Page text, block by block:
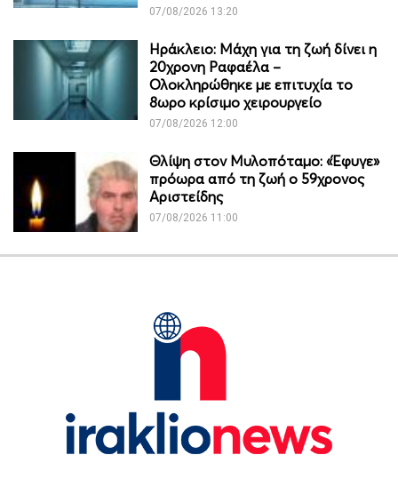
07/08/2026 13:20
Ηράκλειο: Μάχη για τη ζωή δίνει η
20χρονη Ραφαέλα –
Ολοκληρώθηκε με επιτυχία το
8ωρο κρίσιμο χειρουργείο
07/08/2026 12:00
Θλίψη στον Μυλοπόταμο: «Έφυγε»
πρόωρα από τη ζωή ο 59χρονος
Αριστείδης
07/08/2026 11:00